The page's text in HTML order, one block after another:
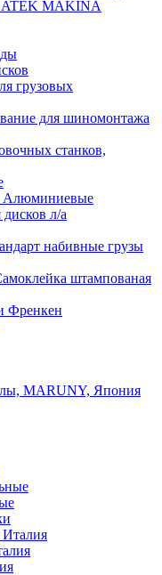
ATEK MAKINA
грузовых
для шиномонтажа
станков,
Алюминиевые
л/а
набивные грузы
штампованая
Френкен
MARUNY, Япония